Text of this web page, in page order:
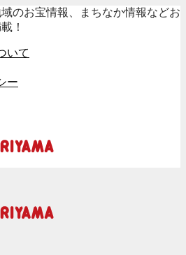
のお宝情報、まちなか情報などお
！
いて
ー